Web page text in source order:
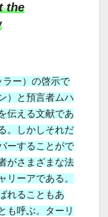
the
ラー）の啓示で
）と預言者ムハ
伝える文献であ
。しかしそれだ
ーすることがで
がさまざまな法
リーアである。
れることもあ
も呼ぶ。ターリ